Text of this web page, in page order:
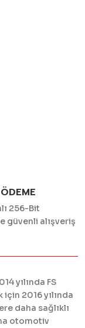
256-Bit
güvenli alışveriş
yılında FS
2016 yılında
daha sağlıklı
otomotiv